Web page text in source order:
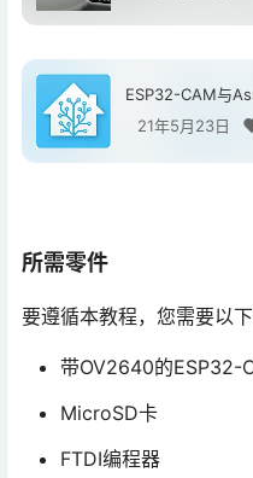
ESP32-CAM与
21年5月23日
所需零件
要遵循本教程，您需要以下
带OV2640的ESP32-
MicroSD卡
FTDI编程器